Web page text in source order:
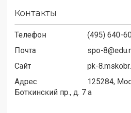
Контакты
Телефон
(495) 640-
Почта
spo-
Сайт
pk-
Адрес
125284,
Боткинский пр., д. 7 а